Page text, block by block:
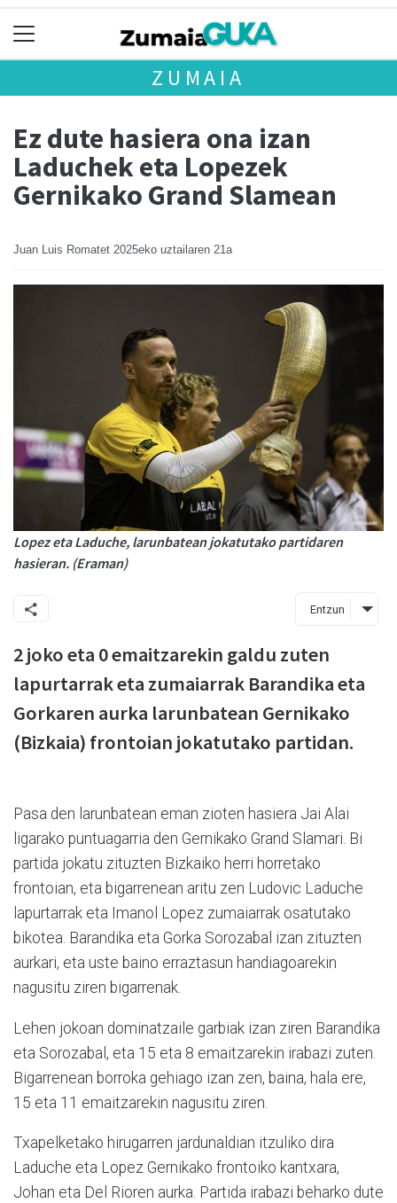
ZUMAIA
Ez dute hasiera ona izan
Laduchek eta Lopezek
Gernikako Grand Slamean
Juan Luis Romatet 2025eko uztailaren 21a
Lopez eta Laduche, larunbatean jokatutako partidaren
hasieran. (Eraman)
Entzun
2 joko eta 0 emaitzarekin galdu zuten
lapurtarrak eta zumaiarrak Barandika eta
Gorkaren aurka larunbatean Gernikako
(Bizkaia) frontoian jokatutako partidan.
Pasa den larunbatean eman zioten hasiera Jai Alai
ligarako puntuagarria den Gernikako Grand Slamari. Bi
partida jokatu zituzten Bizkaiko herri horretako
frontoian, eta bigarrenean aritu zen Ludovic Laduche
lapurtarrak eta Imanol Lopez zumaiarrak osatutako
bikotea. Barandika eta Gorka Sorozabal izan zituzten
aurkari, eta uste baino erraztasun handiagoarekin
nagusitu ziren bigarrenak.
Lehen jokoan dominatzaile garbiak izan ziren Barandika
eta Sorozabal, eta 15 eta 8 emaitzarekin irabazi zuten.
Bigarrenean borroka gehiago izan zen, baina, hala ere,
15 eta 11 emaitzarekin nagusitu ziren.
Txapelketako hirugarren jardunaldian itzuliko dira
Laduche eta Lopez Gernikako frontoiko kantxara,
Johan eta Del Rioren aurka. Partida irabazi beharko dute